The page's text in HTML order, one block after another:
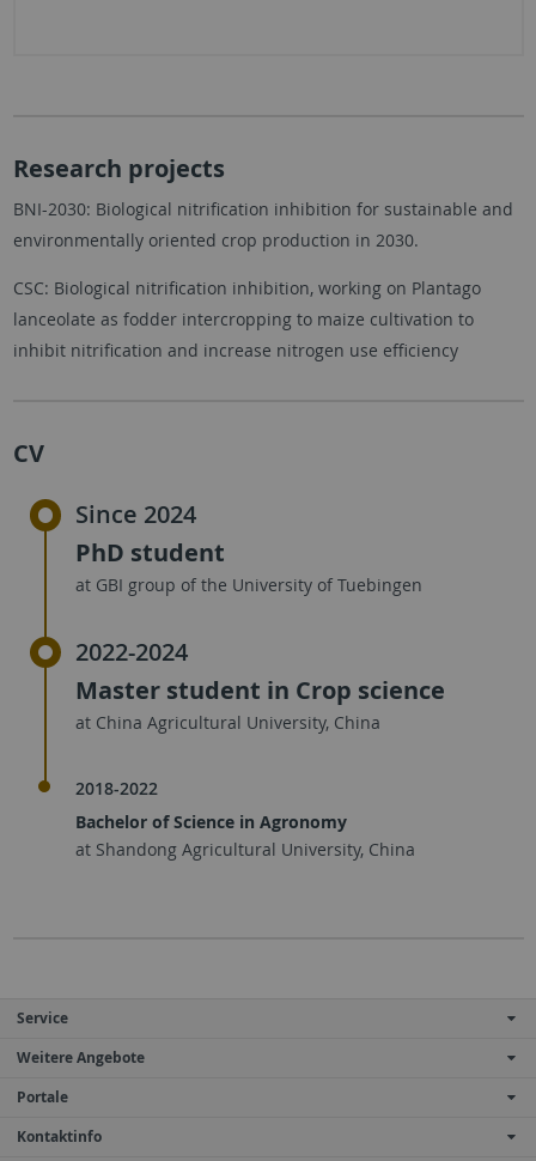
Research projects
BNI-2030: Biological nitrification inhibition for sustainable and
environmentally oriented crop production in 2030.
CSC: Biological nitrification inhibition, working on Plantago
lanceolate as fodder intercropping to maize cultivation to
inhibit nitrification and increase nitrogen use efficiency
CV
Since 2024
PhD student
at GBI group of the University of Tuebingen
2022-2024
Master student in Crop science
at China Agricultural University, China
2018-2022
Bachelor of Science in Agronomy
at Shandong Agricultural University, China
Service
Weitere Angebote
Portale
Kontaktinfo